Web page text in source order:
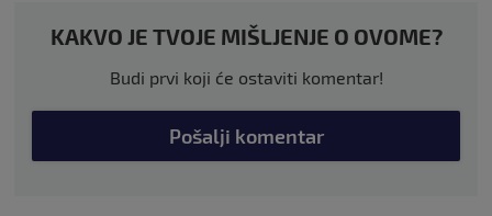
KAKVO JE TVOJE MIŠLJENJE O OVOME?
Budi prvi koji će ostaviti komentar!
Pošalji komentar